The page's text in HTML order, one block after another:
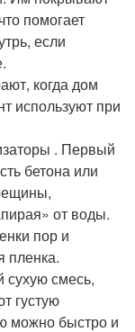
помогает
если
когда дом
используют при
. Первый
бетона или
от воды.
пор и
пленка.
сухую смесь,
густую
можно быстро и